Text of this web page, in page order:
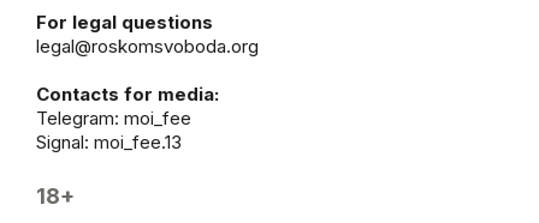
For legal questions
legal@roskomsvoboda.org
Contacts for media:
Telegram: moi_fee
Signal: moi_fee.13
18+